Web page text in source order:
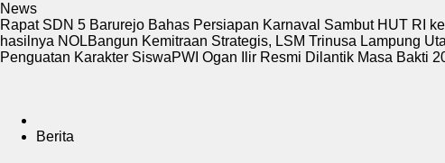
News
Rapat SDN 5 Barurejo Bahas Persiapan Karnaval Sambut HUT RI
hasilnya NOLBangun Kemitraan Strategis, LSM Trinusa Lampung
Penguatan Karakter SiswaPWI Ogan Ilir Resmi Dilantik Masa Bakti
Berita